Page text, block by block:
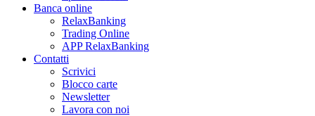
Banca online
RelaxBanking
Trading Online
APP RelaxBanking
Contatti
Scrivici
Blocco carte
Newsletter
Lavora con noi